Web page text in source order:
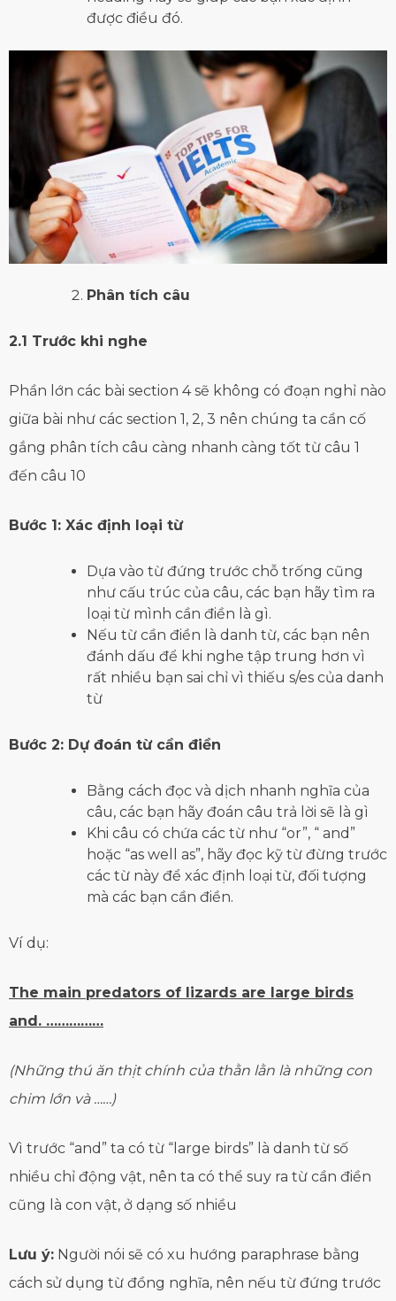
được điều đó.
Phân tích câu
2.1 Trước khi nghe
Phần lớn các bài section 4 sẽ không có đoạn nghỉ nào
giữa bài như các section 1, 2, 3 nên chúng ta cần cố
gắng phân tích câu càng nhanh càng tốt từ câu 1
đến câu 10
Bước 1: Xác định loại từ
Dựa vào từ đứng trước chỗ trống cũng
như cấu trúc của câu, các bạn hãy tìm ra
loại từ mình cần điền là gì.
Nếu từ cần điền là danh từ, các bạn nên
đánh dấu để khi nghe tập trung hơn vì
rất nhiều bạn sai chỉ vì thiếu s/es của danh
từ
Bước 2: Dự đoán từ cần điền
Bằng cách đọc và dịch nhanh nghĩa của
câu, các bạn hãy đoán câu trả lời sẽ là gì
Khi câu có chứa các từ như “or”, “ and”
hoặc “as well as”, hãy đọc kỹ từ đừng trước
các từ này để xác định loại từ, đối tượng
mà các bạn cần điền.
Ví dụ:
The main predators of lizards are large birds
and. ……………
(Những thú ăn thịt chính của thằn lằn là những con
chim lớn và ……)
Vì trước “and” ta có từ “large birds” là danh từ số
nhiều chỉ động vật, nên ta có thể suy ra từ cần điền
cũng là con vật, ở dạng số nhiều
Lưu ý: Người nói sẽ có xu hướng paraphrase bằng
cách sử dụng từ đồng nghĩa, nên nếu từ đứng trước